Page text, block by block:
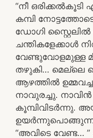
“നീ ഒരിക്കൽകൂടി
കമ്പി
ഡോഗി
ചന്തികളേക്കാൾ
വേണ്ടുവോളമുള്ള
തഴുകി… മെല്ലെ
ആഴത്തിൽ
നാവുരച്ചു.
കൂമ്പിവിടർന്നു.
ഉയർന്നുപൊങ്ങുന്ന
“അവിടെ വേണ്ട…